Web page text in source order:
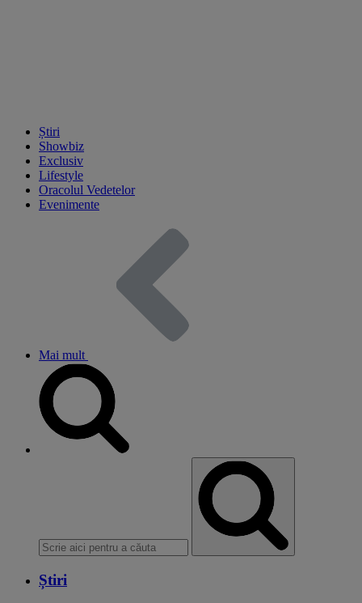
Știri
Showbiz
Exclusiv
Lifestyle
Oracolul Vedetelor
Evenimente
Mai mult
Știri